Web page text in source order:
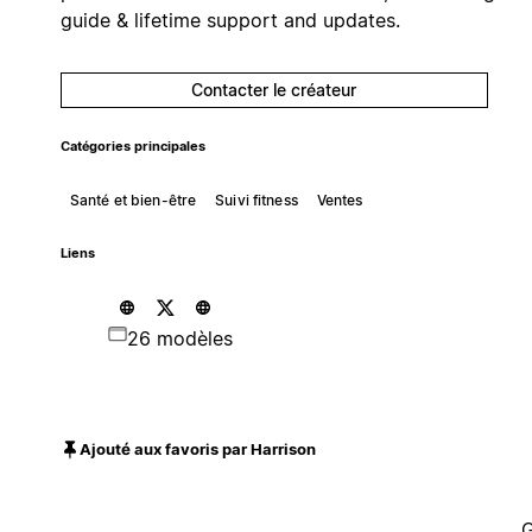
guide & lifetime support and updates.
Contacter le créateur
Catégories principales
Santé et bien-être Suivi fitness Ventes
Liens
26 modèles
Ajouté aux favoris par Harrison